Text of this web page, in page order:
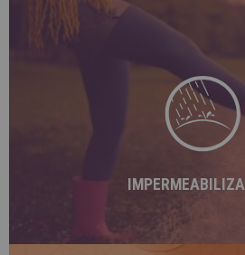
Impermeabiliza tus prendas
limpieza. La impermeabilización
y protege los